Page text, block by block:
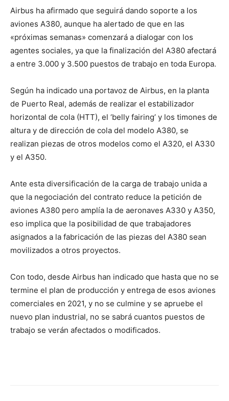
Airbus ha afirmado que seguirá dando soporte a los
aviones A380, aunque ha alertado de que en las
«próximas semanas» comenzará a dialogar con los
agentes sociales, ya que la finalización del A380 afectará
a entre 3.000 y 3.500 puestos de trabajo en toda Europa.
Según ha indicado una portavoz de Airbus, en la planta
de Puerto Real, además de realizar el estabilizador
horizontal de cola (HTT), el ‘belly fairing’ y los timones de
altura y de dirección de cola del modelo A380, se
realizan piezas de otros modelos como el A320, el A330
y el A350.
Ante esta diversificación de la carga de trabajo unida a
que la negociación del contrato reduce la petición de
aviones A380 pero amplía la de aeronaves A330 y A350,
eso implica que la posibilidad de que trabajadores
asignados a la fabricación de las piezas del A380 sean
movilizados a otros proyectos.
Con todo, desde Airbus han indicado que hasta que no se
termine el plan de producción y entrega de esos aviones
comerciales en 2021, y no se culmine y se apruebe el
nuevo plan industrial, no se sabrá cuantos puestos de
trabajo se verán afectados o modificados.